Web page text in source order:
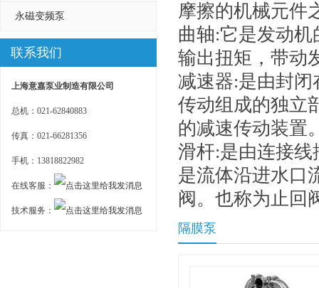
永磁变频泵
联系我们
上海意嘉泵业制造有限公司
总机：021-62840883
传真：021-66281356
手机：13818822982
在线客服：
技术服务：
摩擦的机械元件
曲轴:它是发动
输出扭矩，带动
减速器:是由封
传动组成的独立
的减速传动装置
滑杆:是由连接
是流体沿进水口
阀。也称为止回
隔膜泵